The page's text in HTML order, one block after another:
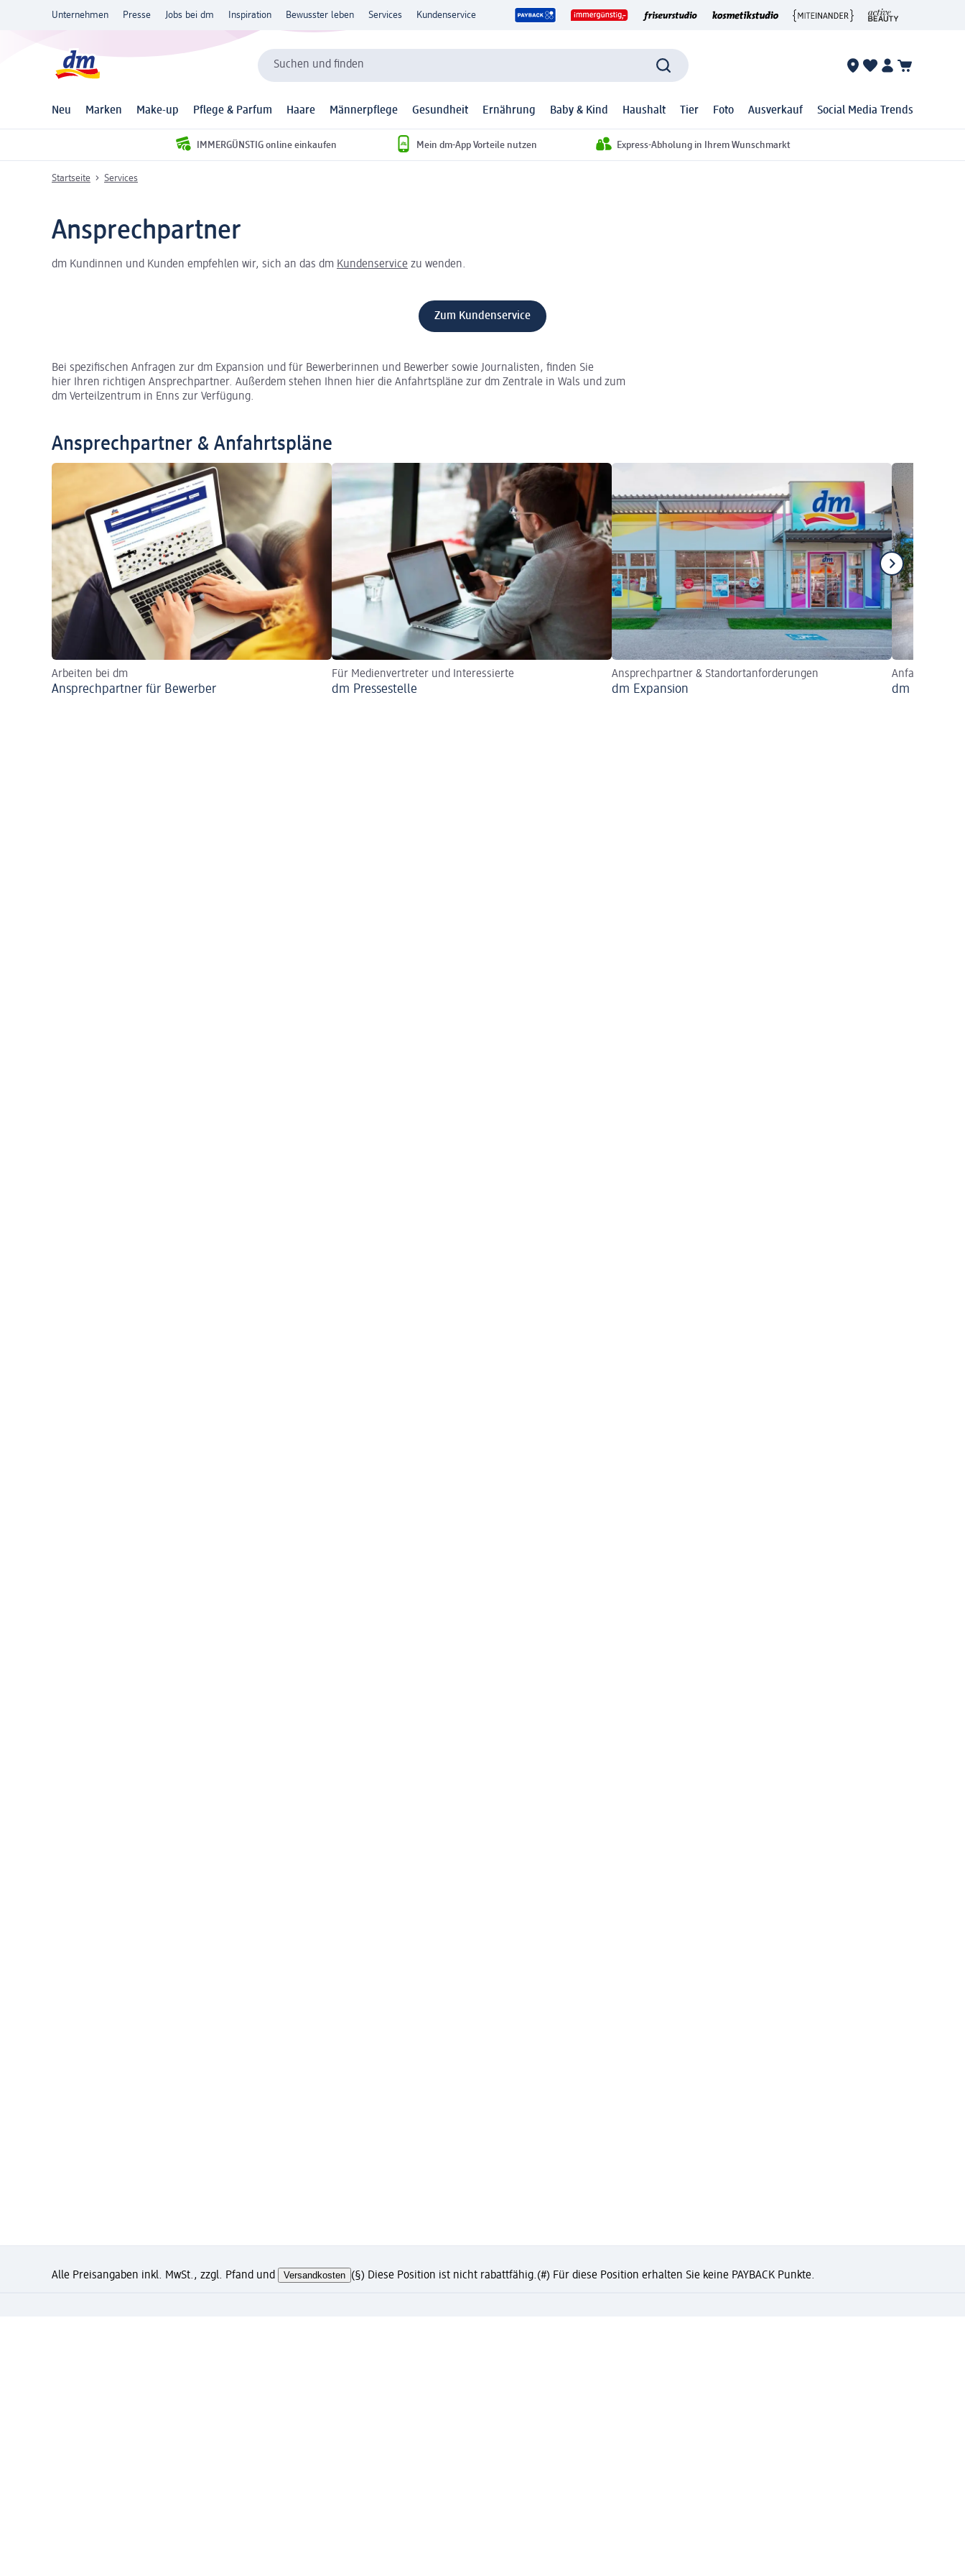
Unternehmen Presse Jobs bei dm Inspiration Bewusster leben Services Kundenservice
Suchen und finden
Neu Marken Make-up Pflege & Parfum Haare Männerpflege Gesundheit Ernährung Baby & Kind Haushalt Tier Foto Ausverkauf Social Media Trends
IMMERGÜNSTIG online einkaufen Mein dm-App Vorteile nutzen Express-Abholung in Ihrem Wunschmarkt
Startseite Services
Ansprechpartner
dm Kundinnen und Kunden empfehlen wir, sich an das dm Kundenservice zu wenden.
Zum Kundenservice
Bei spezifischen Anfragen zur dm Expansion und für Bewerberinnen und Bewerber sowie Journalisten, finden Sie
hier Ihren richtigen Ansprechpartner. Außerdem stehen Ihnen hier die Anfahrtspläne zur dm Zentrale in Wals und zum
dm Verteilzentrum in Enns zur Verfügung.
Ansprechpartner & Anfahrtspläne
Arbeiten bei dm
Ansprechpartner für Bewerber
Für Medienvertreter und Interessierte
dm Pressestelle
Ansprechpartner & Standortanforderungen
dm Expansion
Anfahrtsplan
dm
Alle Preisangaben inkl. MwSt., zzgl. Pfand und Versandkosten (§) Diese Position ist nicht rabattfähig.(#) Für diese Position erhalten Sie keine PAYBACK Punkte.